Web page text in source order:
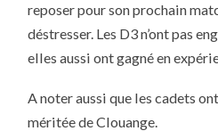
reposer pour son prochain
déstresser. Les D3 n’ont pas
elles aussi ont gagné en
A noter aussi que les cadets
méritée de Clouange.